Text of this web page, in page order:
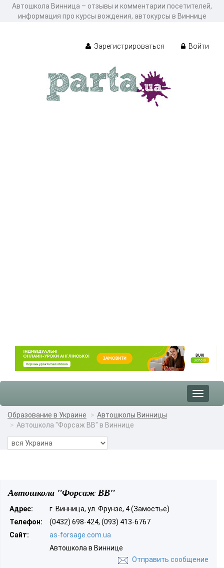
Автошкола Винница – отзывы и комментарии посетителей,
информация про курсы вождения, автокурсы в Виннице
Зарегистрироваться Войти
Toggle
Образование в Украине
Автошколы Винницы
Автошкола "Форсаж ВВ" в Виннице
Автошкола "Форсаж ВВ"
Адрес:
г. Винница, ул. Фрунзе, 4 (Замостье)
Телефон:
(0432) 698-424, (093) 413-6767
Сайт:
as-forsage.com.ua
Автошкола в Виннице
Отправить сообщение